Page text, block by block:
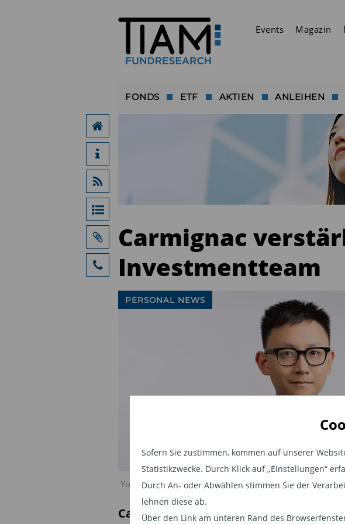
Sofern Sie zustimmen, kommen auf unserer
Statistikzwecke. Durch Klick auf „Einstellungen“
Durch An- oder Abwählen stimmen Sie der
lehnen diese ab.
Über den Link am unteren Rand des
Events Magazin
FONDS ETF AKTIEN ANLEIHEN
Carmignac
Investmentteam
Yunfan Bao, Co-Manager des Fonds „Carmignac China
PERSONAL NEWS
Carmignac ernennt einen neuen Co-